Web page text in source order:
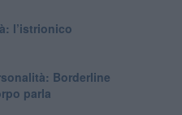
l’istrionico
Borderline
parla